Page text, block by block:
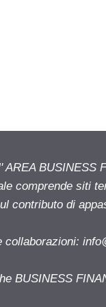
BUSINESS
comprende siti
contributo di
collaborazioni:
BUSINESS